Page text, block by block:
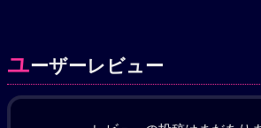
ユーザーレビュー